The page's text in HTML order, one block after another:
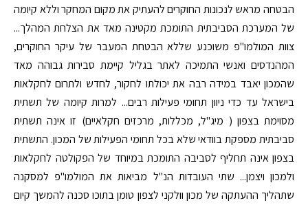
הבטחה מראש לנכונות החוקרים להעתיק את מקום המחקר וללא קיומה
של המערכת הסביבתית התומכת מקטינה מאד את הצלחת המהלך...
צוות המולמו"פ משוכנע שללא הבטחת המעבר של עיקר החוקרים,
המהנדסים ואנשי התמיכה לאתר בגליל קיימת סבירות גבוהה מאד
שהמכון יאבד במידה רבה את יכולתו לחקור, לחדש ולתרום לחקלאות
בישראל עד כדי ניוון תחומי פעילות רבים... למרות קיומה של תשתית
מסוימת בצפון ( מיג"ל, מכללות, מרכזים חקלאיים) זו אינה תשתית
סביבתית מספקת בוודאי שלא בכל תחומי הפעילות של המכון. התשתית
בצפון אינה תחליף לסביבה התומכת במיוחד של הפקולטה לחקלאות
ולמכון ויצמן... שתי העובדות הנ"ל מביאות את המולמו"פ למסקנה
שתהליך ההעתקה של מכון וולקני לצפון טומן בתוכו סכנה להמשך קיום